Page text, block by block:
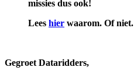
missies dus ook!
Lees hier waarom. Of niet.
Gegroet Dataridders,